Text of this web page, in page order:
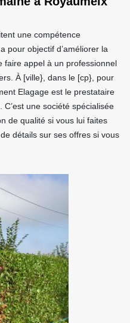
une compétence
pour objectif d’améliorer la
faire appel à un professionnel
À [ville}, dans le [cp}, pour
Elagage est le prestataire
une société spécialisée
de qualité si vous lui faites
détails sur ses offres si vous